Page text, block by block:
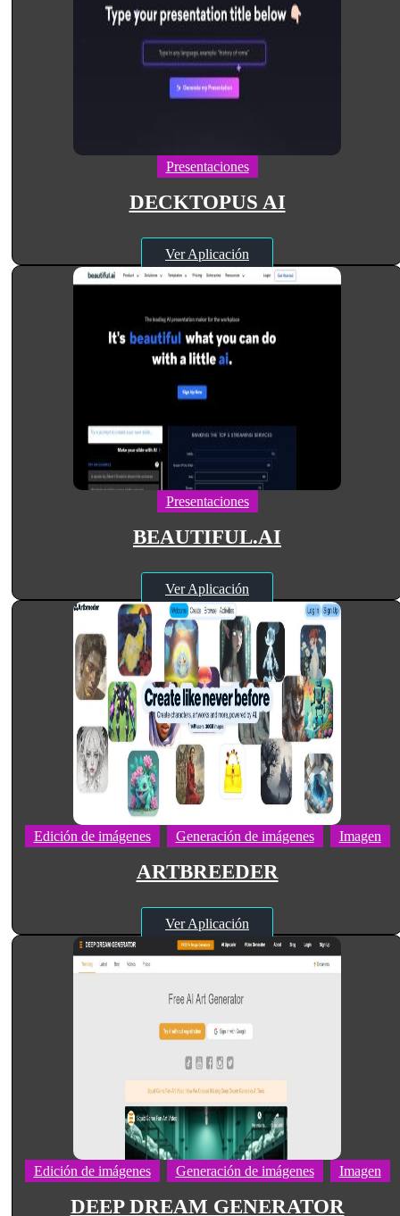
Presentaciones
DECKTOPUS AI
Ver Aplicación
Presentaciones
BEAUTIFUL.AI
Ver Aplicación
Edición de imágenes Generación de imágenes Imagen
ARTBREEDER
Ver Aplicación
Edición de imágenes Generación de imágenes Imagen
DEEP DREAM GENERATOR